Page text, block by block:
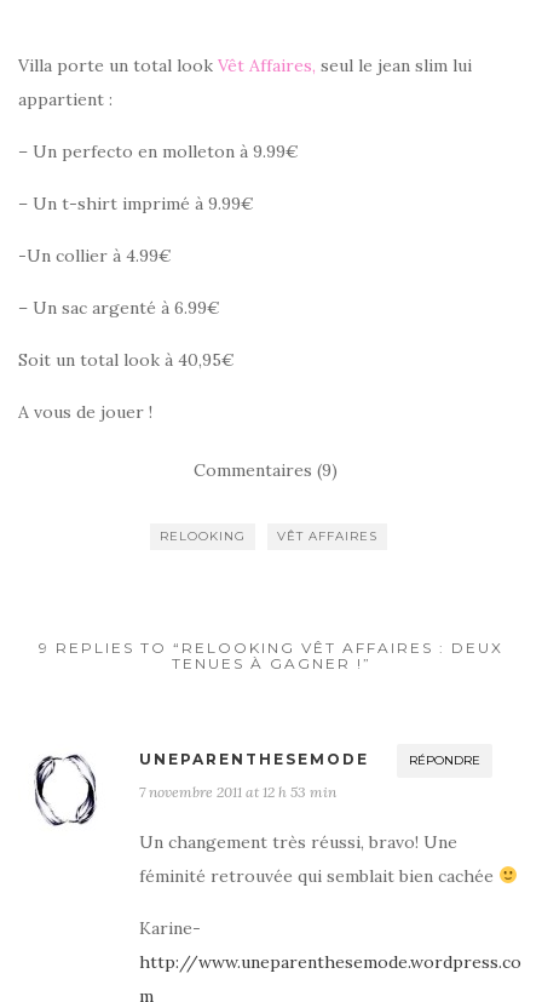
Villa porte un total look Vêt Affaires, seul le jean slim lui
appartient :
– Un perfecto en molleton à 9.99€
– Un t-shirt imprimé à 9.99€
-Un collier à 4.99€
– Un sac argenté à 6.99€
Soit un total look à 40,95€
A vous de jouer !
Commentaires (9)
RELOOKING VÊT AFFAIRES
9 REPLIES TO “RELOOKING VÊT AFFAIRES : DEUX
TENUES À GAGNER !”
UNEPARENTHESEMODE RÉPONDRE
7 novembre 2011 at 12 h 53 min
Un changement très réussi, bravo! Une
féminité retrouvée qui semblait bien cachée
Karine-
http://www.uneparenthesemode.wordpress.co
m